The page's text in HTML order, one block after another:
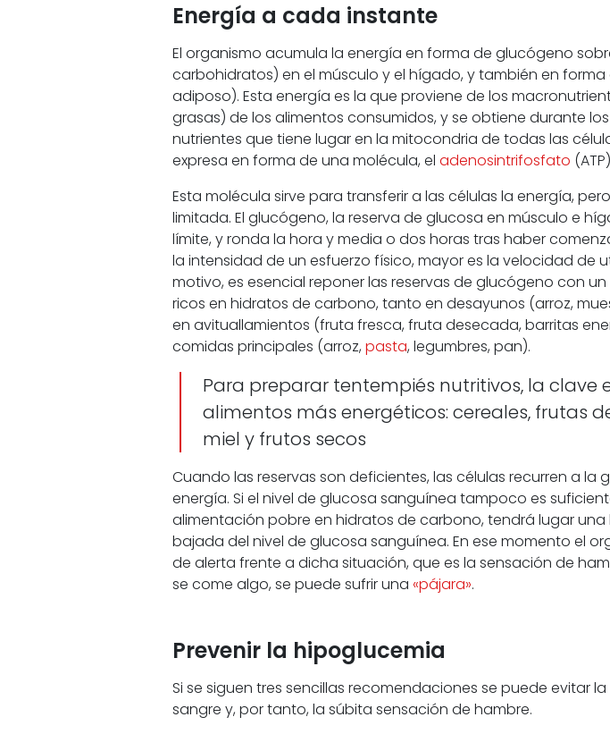
Energía a cada instante
El organismo acumula la energía en forma de glucógeno
carbohidratos) en el músculo y el hígado, y también en
adiposo). Esta energía es la que proviene de los
grasas) de los alimentos consumidos, y se obtiene durante
nutrientes que tiene lugar en la mitocondria de todas las
expresa en forma de una molécula, el adenosintrifosfato
Esta molécula sirve para transferir a las células la energía,
limitada. El glucógeno, la reserva de glucosa en músculo e
límite, y ronda la hora y media o dos horas tras haber
la intensidad de un esfuerzo físico, mayor es la velocidad de
motivo, es esencial reponer las reservas de glucógeno con
ricos en hidratos de carbono, tanto en desayunos (arroz,
en avituallamientos (fruta fresca, fruta desecada, barritas
comidas principales (arroz, pasta, legumbres, pan).
Para preparar tentempiés nutritivos, la clave
alimentos más energéticos: cereales, frutas
miel y frutos secos
Cuando las reservas son deficientes, las células recurren a
energía. Si el nivel de glucosa sanguínea tampoco es
alimentación pobre en hidratos de carbono, tendrá lugar una
bajada del nivel de glucosa sanguínea. En ese momento el
de alerta frente a dicha situación, que es la sensación de
se come algo, se puede sufrir una «pájara».
Prevenir la hipoglucemia
Si se siguen tres sencillas recomendaciones se puede evitar
sangre y, por tanto, la súbita sensación de hambre.